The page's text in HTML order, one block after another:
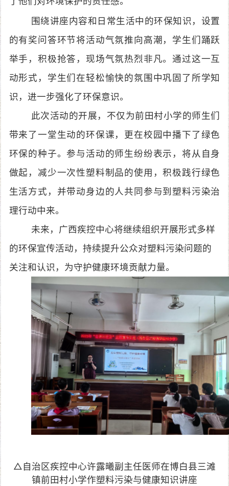
围绕讲座内容和日常生活中的环保知识，设置
的有奖问答环节将活动气氛推向高潮，学生们踊跃
举手，积极抢答，现场气氛热烈非凡。通过这一互
动形式，学生们在轻松愉快的氛围中巩固了所学知
识，进一步强化了环保意识。
此次活动的开展，不仅为前田村小学的师生们
带来了一堂生动的环保课，更在校园中播下了绿色
环保的种子。参与活动的师生纷纷表示，将从自身
做起，减少一次性塑料制品的使用，积极践行绿色
生活方式，并带动身边的人共同参与到塑料污染治
理行动中来。
未来，广西疾控中心将继续组织开展形式多样
的环保宣传活动，持续提升公众对塑料污染问题的
关注和认识，为守护健康环境贡献力量。
△自治区疾控中心许露曦副主任医师在博白县三滩
镇前田村小学作塑料污染与健康知识讲座